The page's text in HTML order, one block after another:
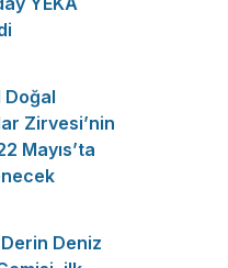
Doğal
Zirvesi’nin
Mayıs’ta
Derin Deniz